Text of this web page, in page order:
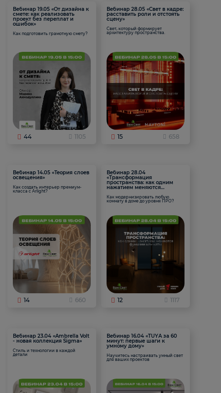
Вебинар 19.05 «От дизайна к
смете: как реализовать
проект без переплат и
ошибок»
Как подготовить грамотную смету?
44 1105
Вебинар 28.05 «Свет в кадре:
расставить роли и отстоять
сцену»
Свет, который формирует
архитектуру пространства.
15 658
Вебинар 14.05 «Теория слоев
освещения»
Как создать интерьер премиум-
класса с Arlight?
14 660
Вебинар 28.04
«Трансформация
пространства: как одним
нажатием меняются
Как модернизировать любую
комнату в доме до уровня ПРО?
12 1117
Вебинар 23.04 «Ambrella Volt
- новая коллекция Sigma»
Стиль и технологии в каждой
детали
Вебинар 16.04 «TUYA за 60
минут: первые шаги к
умному дому»
Научитесь настраивать умный свет
для ваших проектов